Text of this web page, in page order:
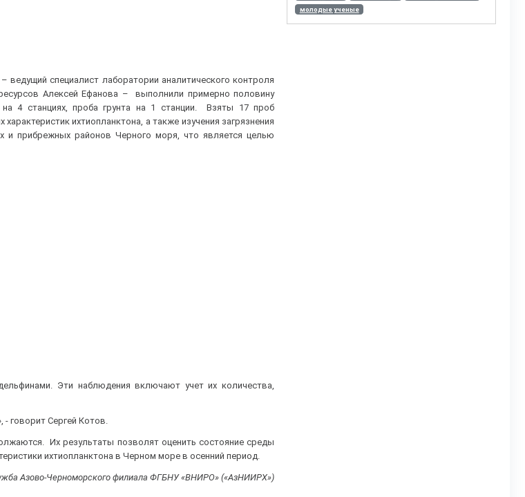
специалист лаборатории аналитического контроля
Алексей Ефанова – выполнили примерно половину
4 станциях, проба грунта на 1 станции. Взяты 17 проб
ихтиопланктона, а также изучения загрязнения
и прибрежных районов Черного моря, что является целью
Эти наблюдения включают учет их количества,
говорит Сергей Котов.
Их результаты позволят оценить состояние среды
ихтиопланктона в Черном море в осенний период.
Азово-Черноморского филиала ФГБНУ «ВНИРО» («АзНИИРХ»)
молодые ученые